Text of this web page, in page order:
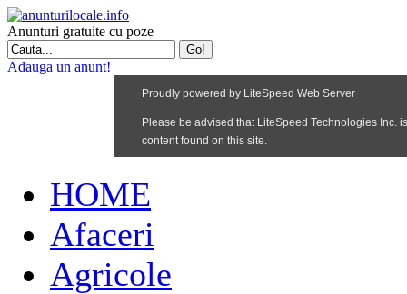
Anunturi gratuite cu poze
Adauga un anunt!
HOME
Afaceri
Agricole